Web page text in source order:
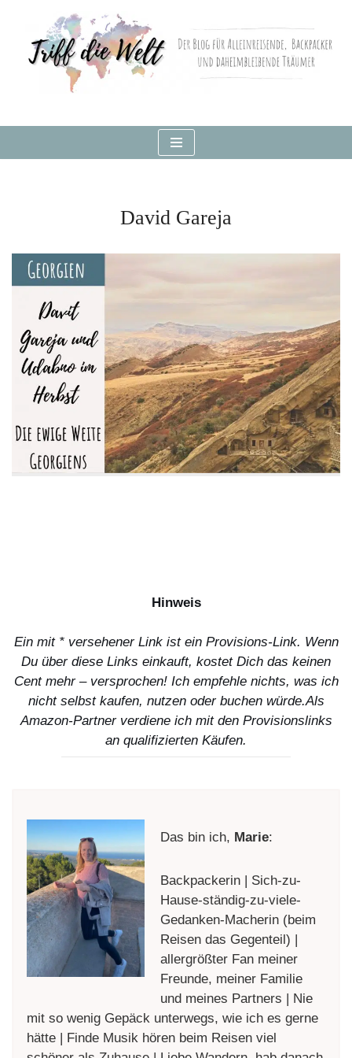
Zum
Inhalt
David Gareja
Hinweis
Ein mit * versehener Link ist ein Provisions-Link. Wenn
Du über diese Links einkauft, kostet Dich das keinen
Cent mehr – versprochen! Ich empfehle nichts, was ich
nicht selbst kaufen, nutzen oder buchen würde.Als
Amazon-Partner verdiene ich mit den Provisionslinks
an qualifizierten Käufen.
Das bin ich, Marie:
Backpackerin | Sich-zu-
Hause-ständig-zu-viele-
Gedanken-Macherin (beim
Reisen das Gegenteil) |
allergrößter Fan meiner
Freunde, meiner Familie
und meines Partners | Nie
mit so wenig Gepäck unterwegs, wie ich es gerne
hätte | Finde Musik hören beim Reisen viel